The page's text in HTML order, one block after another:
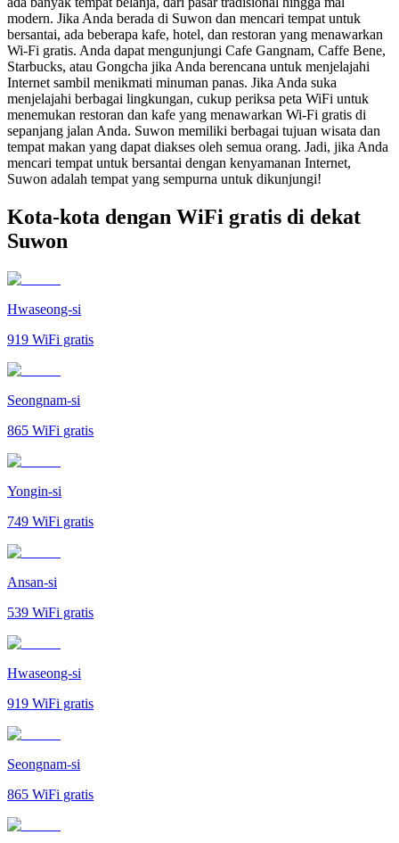
modern. Jika Anda berada di Suwon dan mencari tempat untuk
bersantai, ada beberapa kafe, hotel, dan restoran yang menawarkan
Wi-Fi gratis. Anda dapat mengunjungi Cafe Gangnam, Caffe Bene,
Starbucks, atau Gongcha jika Anda berencana untuk menjelajahi
Internet sambil menikmati minuman panas. Jika Anda suka
menjelajahi berbagai lingkungan, cukup periksa peta WiFi untuk
menemukan restoran dan kafe yang menawarkan Wi-Fi gratis di
sepanjang jalan Anda. Suwon memiliki berbagai tujuan wisata dan
tempat makan yang dapat diakses oleh semua orang. Jadi, jika Anda
mencari tempat untuk bersantai dengan kenyamanan Internet,
Suwon adalah tempat yang sempurna untuk dikunjungi!
Kota-kota dengan WiFi gratis di dekat
Suwon
Hwaseong-si
919 WiFi gratis
Seongnam-si
865 WiFi gratis
Yongin-si
749 WiFi gratis
Ansan-si
539 WiFi gratis
Hwaseong-si
919 WiFi gratis
Seongnam-si
865 WiFi gratis